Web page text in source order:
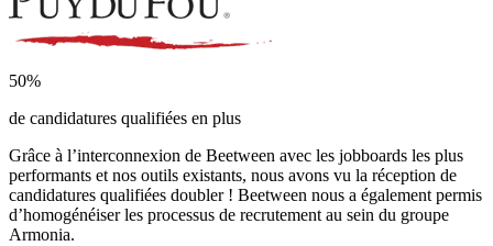
50%
de candidatures qualifiées en plus
Grâce à l’interconnexion de Beetween avec les jobboards les plus
performants et nos outils existants, nous avons vu la réception de
candidatures qualifiées doubler ! Beetween nous a également permis
d’homogénéiser les processus de recrutement au sein du groupe
Armonia.